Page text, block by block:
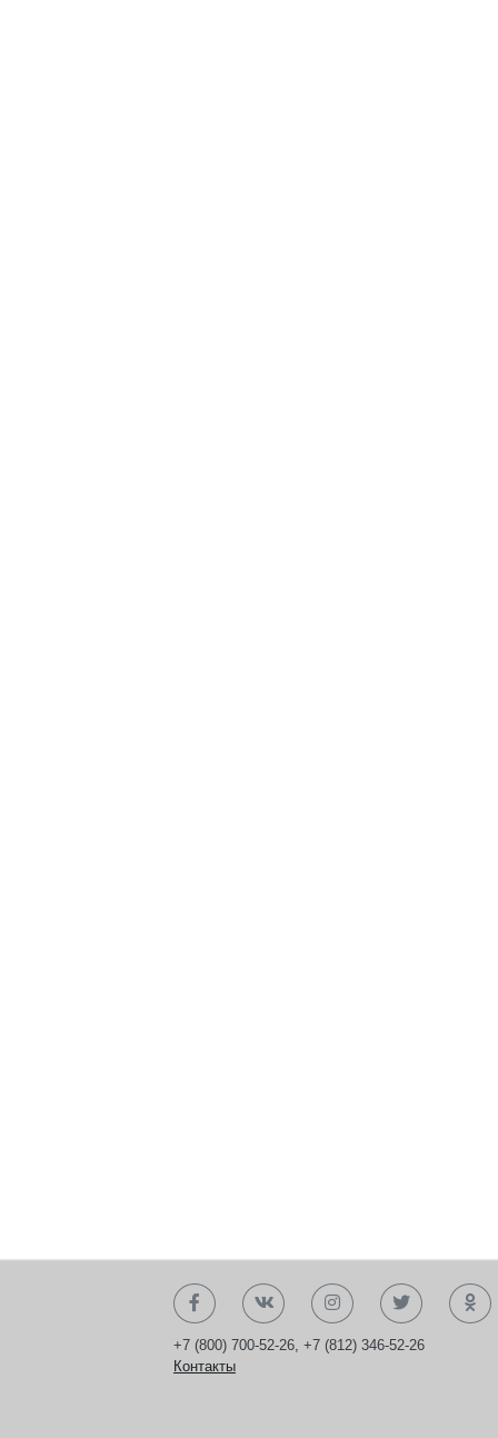
+7 (800) 700-52-26, +7 (812) 346-52-26
Контакты